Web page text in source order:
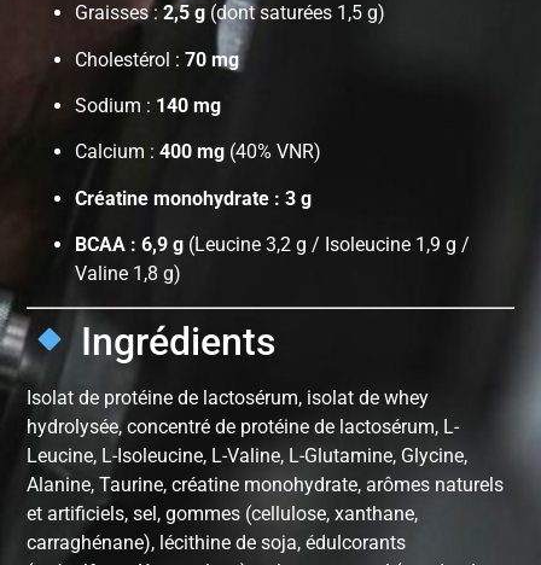
Graisses :2,5 g (dont saturées 1,5 g)
Cholestérol :70 mg
Sodium : 140 mg
Calcium :400 mg (40% VNR)
Créatine monohydrate : 3 g
BCAA : 6,9 g (Leucine 3,2 g / Isoleucine 1,9 g /
Valine 1,8 g)
Ingrédients
Isolat de protéine de lactosérum, isolat de whey
hydrolysée, concentré de protéine de lactosérum, L-
Leucine, L-Isoleucine, L-Valine, L-Glutamine, Glycine,
Alanine, Taurine, créatine monohydrate, arômes naturels
et artificiels, sel, gommes (cellulose, xanthane,
carraghénane), lécithine de soja, édulcorants